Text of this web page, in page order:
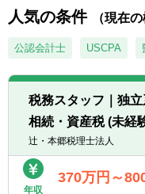
【部
・年
・希
す。
・ま
情に
です。
があ
■広範
一般
と幅
スを
人気の条件 （現在
公認会計士 USCPA
税務スタッフ｜独
相続・資産税 (未経
辻・本郷税理士法人
年収
370万円～